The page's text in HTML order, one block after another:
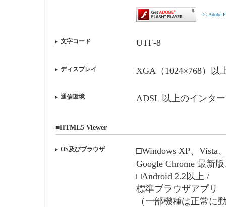
<< Adobe
文字コード UTF-8
ディスプレイ XGA（1024×768）以
通信環境 ADSL 以上のインタ
■HTML5 Viewer
OS及びブラウザ
□Windows XP、Vista
Google Chrome 最新
□Android 2.2以上 /
標準ブラウザアプリ
（一部機種は正常に